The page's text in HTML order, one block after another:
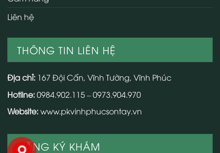
Liên hệ
THÔNG TIN LIÊN HỆ
Địa chỉ: 167 Đội Cấn, Vĩnh Tường, Vĩnh Phúc
Hotline:0984.902.115 – 0973.904.970
Website:www.pkvinhphucsontay.vn
ĐĂNG KÝ KHÁM